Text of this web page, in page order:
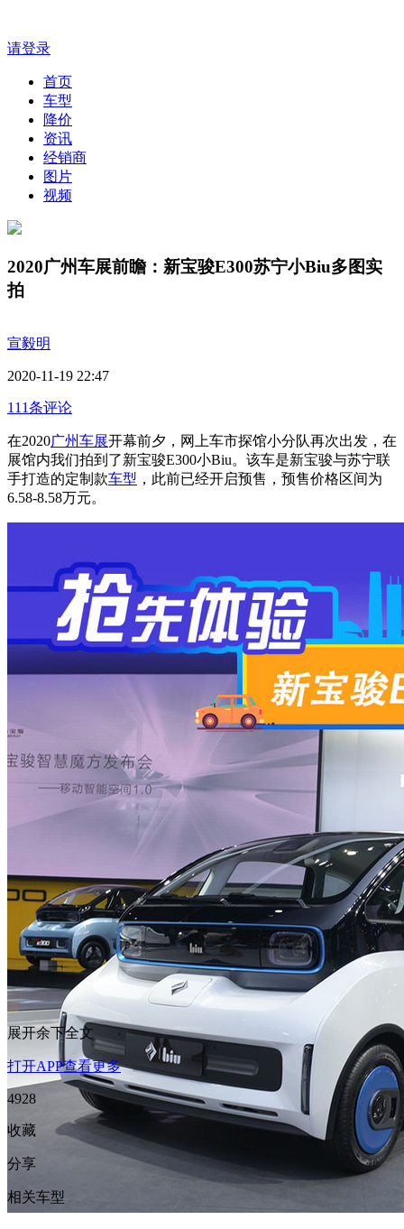
请登录
首页
车型
降价
资讯
经销商
图片
视频
2020广州车展前瞻：新宝骏E300苏宁小Biu多图实
拍
宣毅明
2020-11-19 22:47
111条评论
在2020广州车展开幕前夕，网上车市探馆小分队再次出发，在
展馆内我们拍到了新宝骏E300小Biu。该车是新宝骏与苏宁联
手打造的定制款车型 ，此前已经开启预售，预售价格区间为
6.58-8.58万元。
展开余下全文
打开APP查看更多
4928
收藏
分享
相关车型